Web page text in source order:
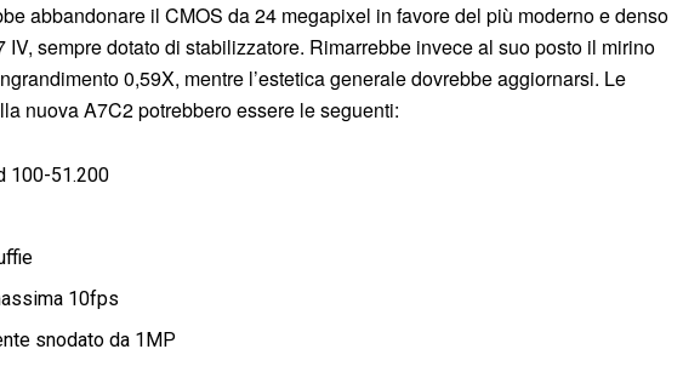
abbandonare il CMOS da 24 megapixel in favore del più moderno e denso
sempre dotato di stabilizzatore. Rimarrebbe invece al suo posto il mirino
0,59X, mentre l’estetica generale dovrebbe aggiornarsi. Le
nuova A7C2 potrebbero essere le seguenti:
100-51.200
10fps
snodato da 1MP